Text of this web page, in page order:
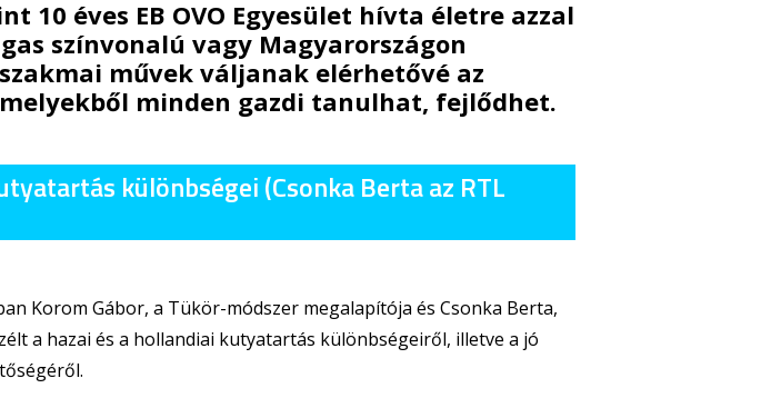
10 éves EB OVO Egyesület hívta életre azzal
színvonalú vagy Magyarországon
művek váljanak elérhetővé az
minden gazdi tanulhat, fejlődhet.
különbségei (Csonka Berta az RTL
Korom Gábor, a Tükör-módszer megalapítója és Csonka Berta,
a hazai és a hollandiai kutyatartás különbségeiről, illetve a jó